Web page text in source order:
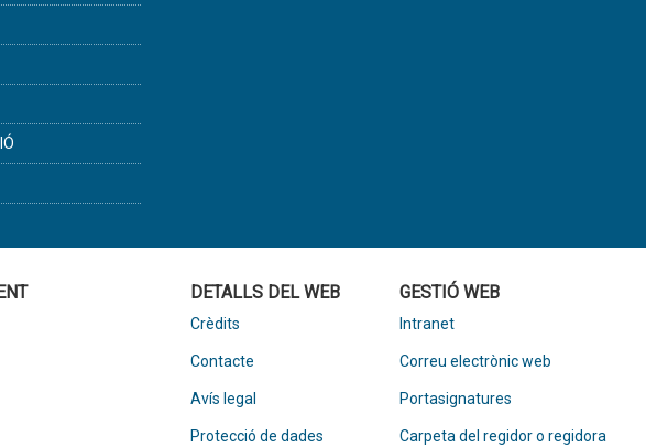
DETALLS DEL WEB
Crèdits
Contacte
Avís legal
Protecció de dades
GESTIÓ WEB
Intranet
Correu electrònic web
Portasignatures
Carpeta del regidor o regidora